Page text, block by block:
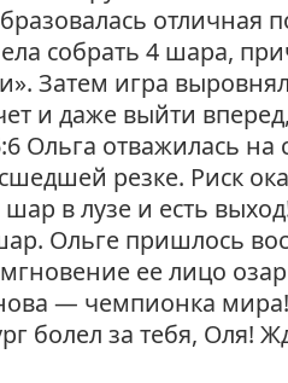
отличная
собрать 4 шара,
Затем игра
и даже выйти
Ольга отважилась
резке. Риск
в лузе и есть
Ольге пришлось
ее лицо
— чемпионка
болел за тебя, Оля!